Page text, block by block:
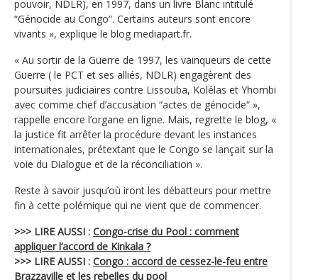
pouvoir, NDLR), en 1997, dans un livre Blanc intitulé
“Génocide au Congo“. Certains auteurs sont encore
vivants », explique le blog mediapart.fr.
« Au sortir de la Guerre de 1997, les vainqueurs de cette
Guerre ( le PCT et ses alliés, NDLR) engagèrent des
poursuites judiciaires contre Lissouba, Kolélas et Yhombi
avec comme chef d’accusation “actes de génocide“ »,
rappelle encore l’organe en ligne. Mais, regrette le blog, «
la justice fit arrêter la procédure devant les instances
internationales, prétextant que le Congo se lançait sur la
voie du Dialogue et de la réconciliation ».
Reste à savoir jusqu’où iront les débatteurs pour mettre
fin à cette polémique qui ne vient que de commencer.
>>> LIRE AUSSI : Congo-crise du Pool : comment
appliquer l’accord de Kinkala ?
>>> LIRE AUSSI : Congo : accord de cessez-le-feu entre
Brazzaville et les rebelles du pool